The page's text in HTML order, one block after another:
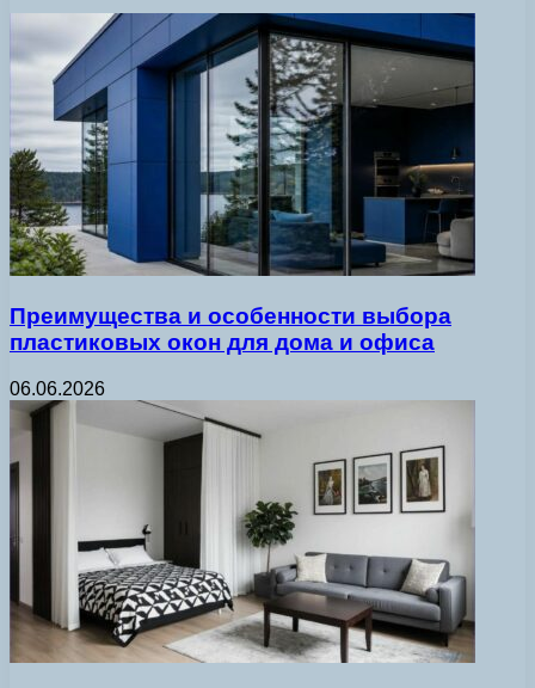
Преимущества и особенности выбора
пластиковых окон для дома и офиса
06.06.2026